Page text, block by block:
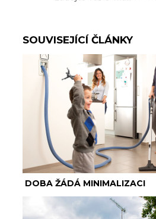
SOUVISEJÍCÍ ČLÁNKY
DOBA ŽÁDÁ MINIMALIZACI